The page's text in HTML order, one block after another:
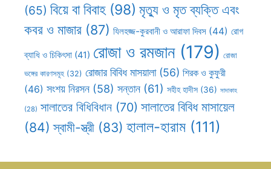
(65) বিয়ে বা বিবাহ (98) মৃত্যু ও মৃত ব্যক্তি এবং
কবর ও মাজার (87) যিলহজ্জ-কুরবানী ও আরাফা দিবস (44) রোগ
ব্যাধি ও চিকিৎসা (41) রোজা ও রমজান(179) রোজা
ভঙ্গের কারণসমূহ (32) রোজার বিবিধ মাসয়ালা(56) শিরক ও কুফুরী
(46) সংশয় নিরসন (58) সন্তান (61) সহীহ হাদীস (36) সাদাকাহ
(28) সালাতের বিধিবিধান (70) সালাতের বিবিধ মাসায়েল
(84) স্বামী-স্ত্রী (83) হালাল-হারাম (111)